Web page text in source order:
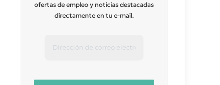
ofertas de empleo y noticias destacadas
directamente en tu e-mail.